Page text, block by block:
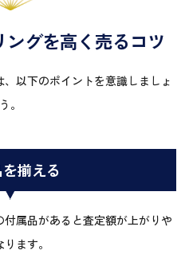
ングを高く売るコツ
以下のポイントを意識しましょ
う。
揃える
属品があると査定額が上がりや
ます。